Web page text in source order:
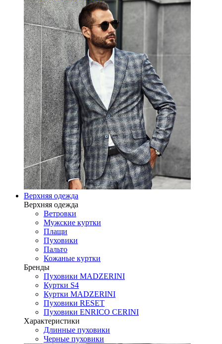
Верхняя одежда
Верхняя одежда
Ветровки
Мужские куртки
Плащи
Пуховики
Пальто
Кожаные куртки
Бренды
Пуховики MADZERINI
Куртки S4
Куртки MADZERINI
Пуховики RESET
Пуховики ENRICO CERINI
Характеристики
Длинные пуховики
Черные пуховики